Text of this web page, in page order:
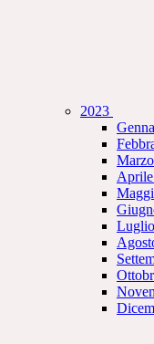
2023
Marzo
Aprile
Luglio